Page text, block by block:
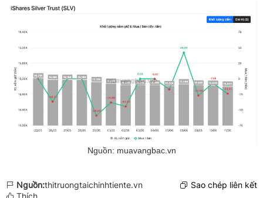
Nguồn: muavangbac.vn
Nguồn:thitruongtaichinhtiente.vn
Sao chép liên kết